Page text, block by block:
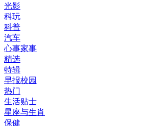
光影
科玩
科普
汽车
心事家事
精选
特辑
早报校园
热门
生活贴士
星座与生肖
保健